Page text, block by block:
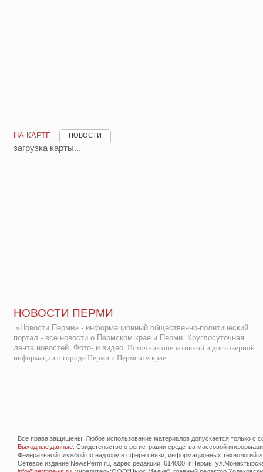
НА КАРТЕ НОВОСТИ
загрузка карты...
НОВОСТИ ПЕРМИ
«Новости Перми» - информационный общественно-политический
портал - все новости о Пермском крае и Перми. Круглосуточная
лента новостей. Фото- и видео. Источник оперативной и достоверной
информации о городе Перми и Пермском крае.
Все права защищены. Любое использование материалов допускается только с
Выходные данные: Свидетельство о регистрации средства массовой
Федеральной службой по надзору в сфере связи, информационных технологий
Сетевое издание NewsPerm.ru, адрес редакции: 614000, г.Пермь,